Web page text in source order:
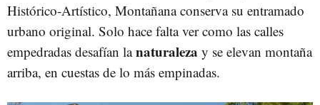
Histórico-Artístico, Montañana conserva su entramado
urbano original. Solo hace falta ver como las calles
empedradas desafían lanaturaleza y se elevan montaña
arriba, en cuestas de lo más empinadas.